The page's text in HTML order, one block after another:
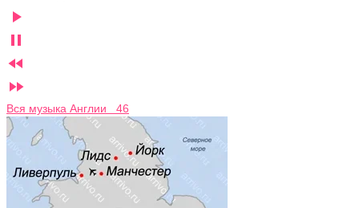




Вся музыка Англии 46